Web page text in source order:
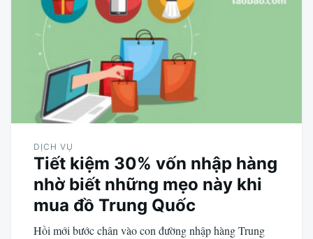
DỊCH VỤ
Tiết kiệm 30% vốn nhập hàng
nhờ biết những mẹo này khi
mua đồ Trung Quốc
Hồi mới bước chân vào con đường nhập hàng Trung